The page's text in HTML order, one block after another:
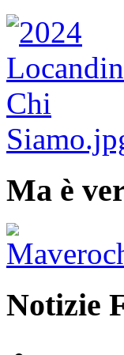
Ma è
Notizie